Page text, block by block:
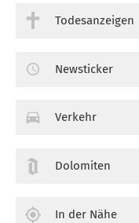
Todesanzeigen
Newsticker
Verkehr
Dolomiten
In der Nähe